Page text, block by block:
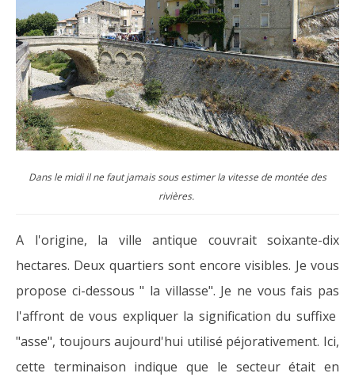
Dans le midi il ne faut jamais sous estimer la vitesse de montée des
rivières.
A l'origine, la ville antique couvrait soixante-dix
hectares. Deux quartiers sont encore visibles. Je vous
propose ci-dessous " la villasse". Je ne vous fais pas
l'affront de vous expliquer la signification du suffixe
"asse", toujours aujourd'hui utilisé péjorativement. Ici,
cette terminaison indique que le secteur était en